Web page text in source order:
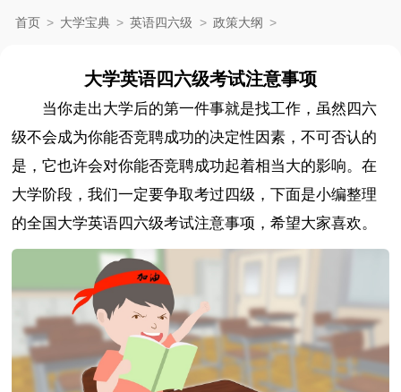
首页 > 大学宝典 > 英语四六级 > 政策大纲 >
大学英语四六级考试注意事项
当你走出大学后的第一件事就是找工作，虽然四六
级不会成为你能否竞聘成功的决定性因素，不可否认的
是，它也许会对你能否竞聘成功起着相当大的影响。在
大学阶段，我们一定要争取考过四级，下面是小编整理
的全国大学英语四六级考试注意事项，希望大家喜欢。